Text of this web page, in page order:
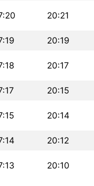
20:21
20:19
20:17
20:15
20:14
20:12
20:10